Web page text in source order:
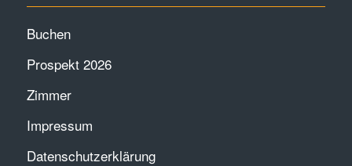
Buchen
Prospekt 2026
Zimmer
Impressum
Datenschutzerklärung